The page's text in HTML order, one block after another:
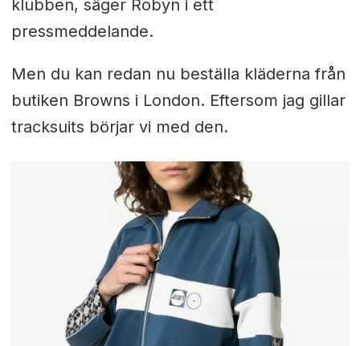
klubben, säger Robyn i ett
pressmeddelande.
Men du kan redan nu beställa kläderna från
butiken Browns i London. Eftersom jag gillar
tracksuits börjar vi med den.